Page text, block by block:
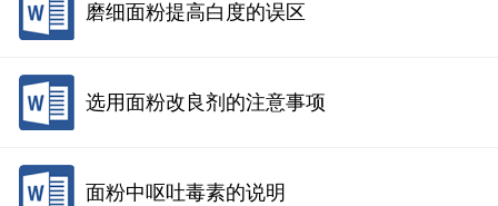
磨细面粉提高白度的误区
选用面粉改良剂的注意事项
面粉中呕吐毒素的说明